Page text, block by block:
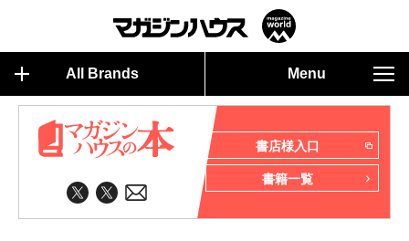
All Brands Menu
書店様入口
書籍一覧